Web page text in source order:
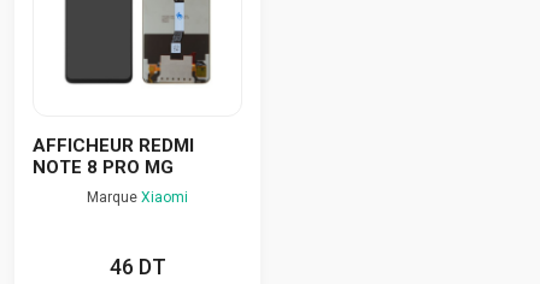
AFFICHEUR REDMI
NOTE 8 PRO MG
Marque Xiaomi
46 DT